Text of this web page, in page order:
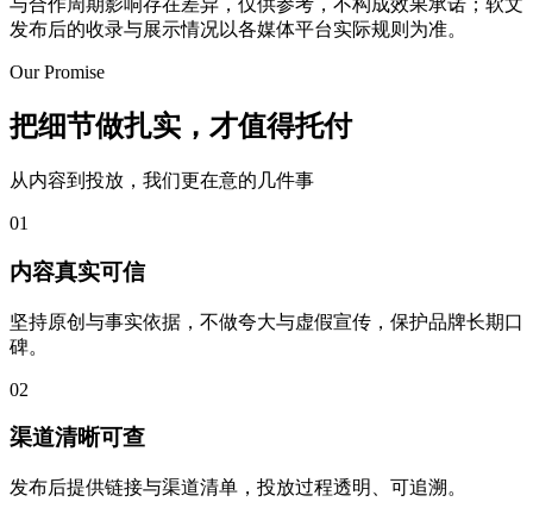
与合作周期影响存在差异，仅供参考，不构成效果承诺；软文
发布后的收录与展示情况以各媒体平台实际规则为准。
Our Promise
把细节做扎实，才值得托付
从内容到投放，我们更在意的几件事
01
内容真实可信
坚持原创与事实依据，不做夸大与虚假宣传，保护品牌长期口
碑。
02
渠道清晰可查
发布后提供链接与渠道清单，投放过程透明、可追溯。